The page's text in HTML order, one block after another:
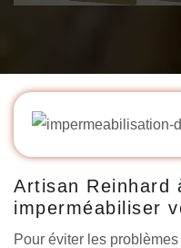
Artisan Reinhard
imperméabiliser
Pour éviter les